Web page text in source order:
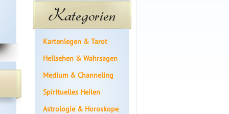
Kategorien
Kartenlegen & Tarot
Hellsehen & Wahrsagen
Medium & Channeling
Spirituelles Heilen
Astrologie & Horoskope